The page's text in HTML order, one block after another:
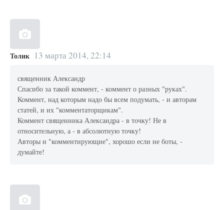
Толик 13 марта 2014, 22:14
священник Александр
Спасибо за такой коммент, - коммент о разных "руках".
Коммент, над которым надо бы всем подумать, - и авторам
статей, и их "комментаторщикам".
Коммент священника Александра - в точку! Не в
относительную, а - в абсолютную точку!
Авторы и "комментирующие", хорошо если не боты, -
думайте!